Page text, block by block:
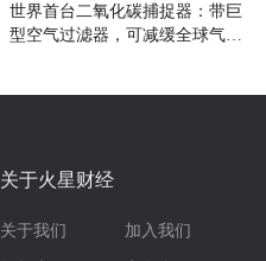
世界首台二氧化碳捕捉器：带巨
型空气过滤器，可减缓全球气候
关于火星财经
关于我们 加入我们